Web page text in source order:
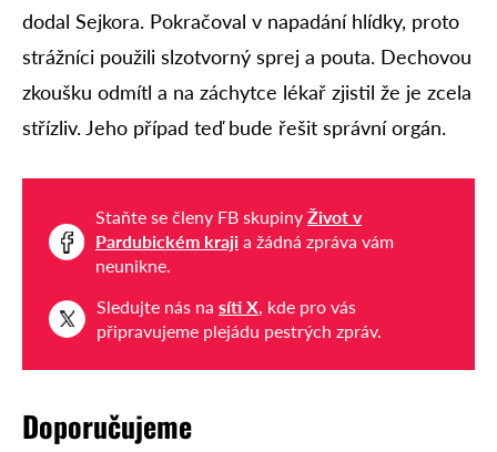
dodal Sejkora. Pokračoval v napadání hlídky, proto
strážníci použili slzotvorný sprej a pouta. Dechovou
zkoušku odmítl a na záchytce lékař zjistil že je zcela
střízliv. Jeho případ teď bude řešit správní orgán.
Staňte se členy FB skupiny Život v
Pardubickém kraji a žádná zpráva vám
neunikne.
Sledujte nás na síti X, kde pro vás
připravujeme plejádu pestrých zpráv.
Doporučujeme